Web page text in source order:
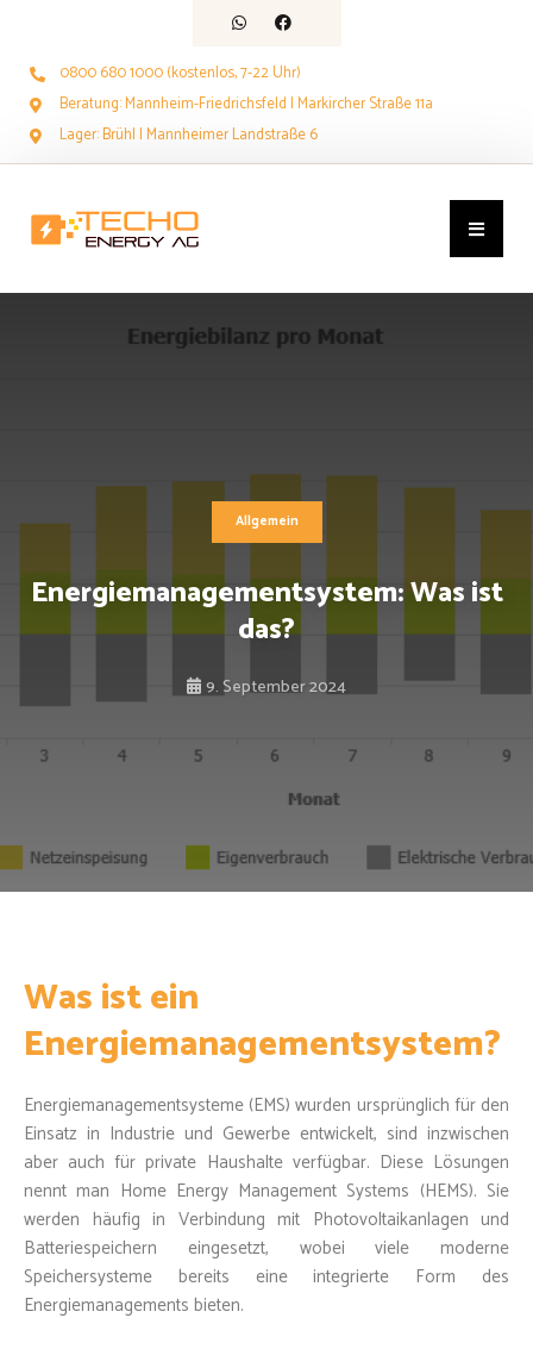
0800 680 1000 (kostenlos, 7-22 Uhr)
Beratung: Mannheim-Friedrichsfeld | Markircher Straße 11a
Lager: Brühl | Mannheimer Landstraße 6
Allgemein
Energiemanagementsystem: Was ist
das?
9. September 2024
Was ist ein
Energiemanagementsystem?
Energiemanagementsysteme (EMS) wurden ursprünglich für den
Einsatz in Industrie und Gewerbe entwickelt, sind inzwischen
aber auch für private Haushalte verfügbar. Diese Lösungen
nennt man Home Energy Management Systems (HEMS). Sie
werden häufig in Verbindung mit Photovoltaikanlagen und
Batteriespeichern eingesetzt, wobei viele moderne
Speichersysteme bereits eine integrierte Form des
Energiemanagements bieten.